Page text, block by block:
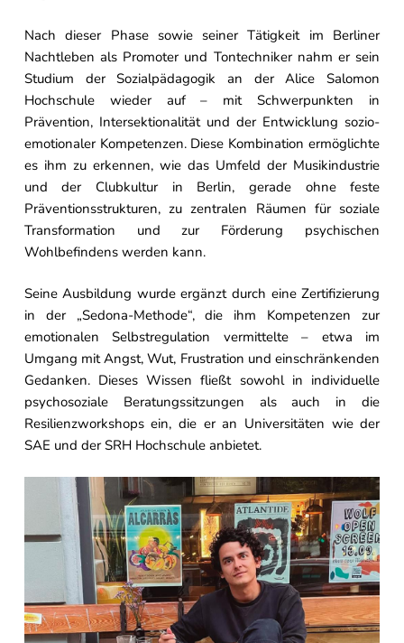
Nach dieser Phase sowie seiner Tätigkeit im Berliner
Nachtleben als Promoter und Tontechniker nahm er sein
Studium der Sozialpädagogik an der Alice Salomon
Hochschule wieder auf – mit Schwerpunkten in
Prävention, Intersektionalität und der Entwicklung sozio-
emotionaler Kompetenzen. Diese Kombination ermöglichte
es ihm zu erkennen, wie das Umfeld der Musikindustrie
und der Clubkultur in Berlin, gerade ohne feste
Präventionsstrukturen, zu zentralen Räumen für soziale
Transformation und zur Förderung psychischen
Wohlbefindens werden kann.
Seine Ausbildung wurde ergänzt durch eine Zertifizierung
in der „Sedona-Methode“, die ihm Kompetenzen zur
emotionalen Selbstregulation vermittelte – etwa im
Umgang mit Angst, Wut, Frustration und einschränkenden
Gedanken. Dieses Wissen fließt sowohl in individuelle
psychosoziale Beratungssitzungen als auch in die
Resilienzworkshops ein, die er an Universitäten wie der
SAE und der SRH Hochschule anbietet.